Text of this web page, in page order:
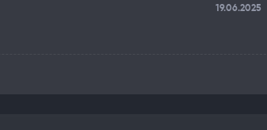
19.06.2025